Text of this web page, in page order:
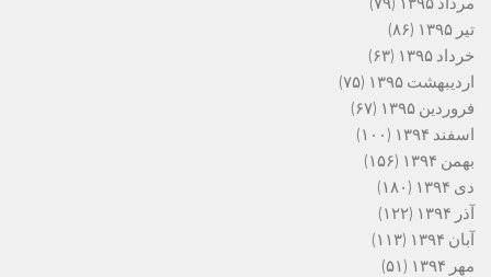
تیر ۱۳۹۵
(۸۶)
خرداد ۱۳۹۵
(۶۳)
اردیبهشت ۱۳۹۵
(۷۵)
فروردین ۱۳۹۵
(۶۷)
اسفند ۱۳۹۴
(۱۰۰)
بهمن ۱۳۹۴
(۱۵۶)
دی ۱۳۹۴
(۱۸۰)
آذر ۱۳۹۴
(۱۲۲)
آبان ۱۳۹۴
(۱۱۳)
مهر ۱۳۹۴
(۵۱)